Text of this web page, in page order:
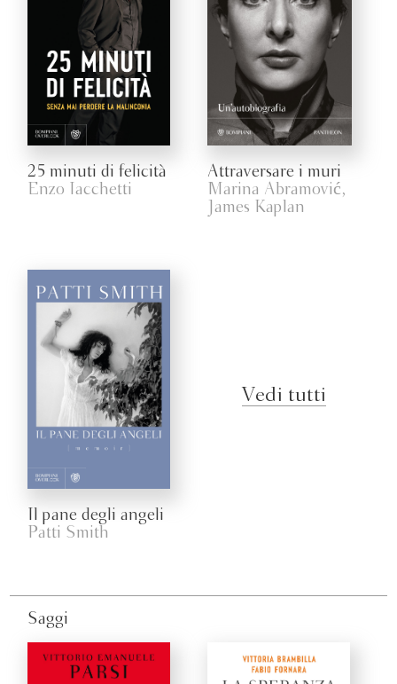
25 minuti di felicità
Enzo Iacchetti
Attraversare i muri
Marina Abramović,
James Kaplan
Il pane degli angeli
Patti Smith
Vedi tutti
Saggi